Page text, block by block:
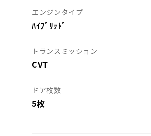
エンジンタイプ
ﾊｲﾌﾞﾘｯﾄﾞ
トランスミッション
CVT
ドア枚数
5枚